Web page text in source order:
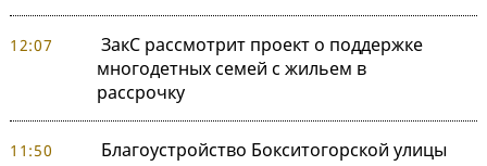
12:07
ЗакС рассмотрит проект о поддержке
многодетных семей с жильем в
рассрочку
11:50
Благоустройство Бокситогорской улицы